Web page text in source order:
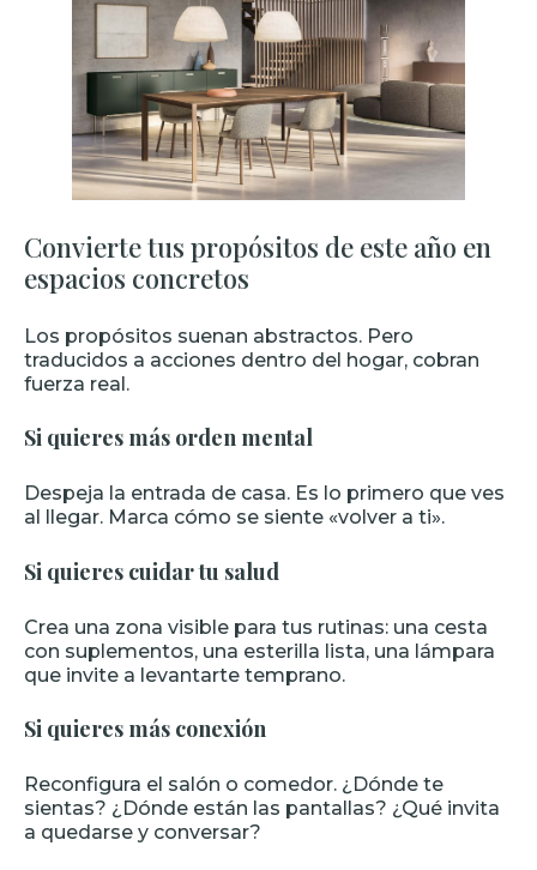
Convierte tus propósitos de este año en
espacios concretos
Los propósitos suenan abstractos. Pero
traducidos a acciones dentro del hogar, cobran
fuerza real.
Si quieres más orden mental
Despeja la entrada de casa. Es lo primero que ves
al llegar. Marca cómo se siente «volver a ti».
Si quieres cuidar tu salud
Crea una zona visible para tus rutinas: una cesta
con suplementos, una esterilla lista, una lámpara
que invite a levantarte temprano.
Si quieres más conexión
Reconfigura el salón o comedor. ¿Dónde te
sientas? ¿Dónde están las pantallas? ¿Qué invita
a quedarse y conversar?